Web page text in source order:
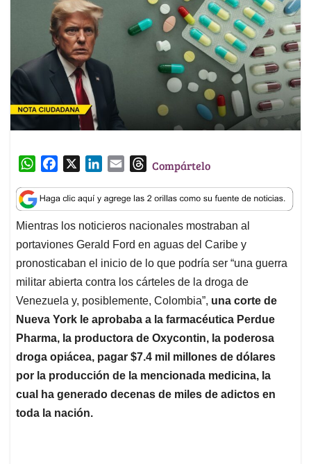
W
a
t
s
A
p
p
c
e
b
o
o
k
n
k
e
d
I
n
a
i
l
T
r
e
a
d
s
Compártelo
Mientras los noticieros nacionales mostraban al
portaviones Gerald Ford en aguas del Caribe y
pronosticaban el inicio de lo que podría ser “una guerra
militar abierta contra los cárteles de la droga de
Venezuela y, posiblemente, Colombia”, una corte de
Nueva York le aprobaba a la farmacéutica Perdue
Pharma, la productora de Oxycontin, la poderosa
droga opiácea, pagar $7.4 mil millones de dólares
por la producción de la mencionada medicina, la
cual ha generado decenas de miles de adictos en
toda la nación.